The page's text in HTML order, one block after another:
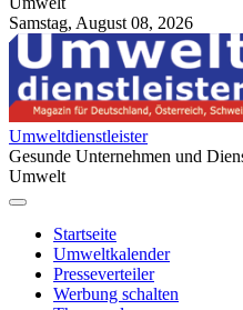
Samstag, August 08, 2026
StuttgartApotheke.com
Umweltdienstleister
Gesunde Unternehmen und
Umwelt
Startseite
Umweltkalender
Presseverteiler
Werbung schalten